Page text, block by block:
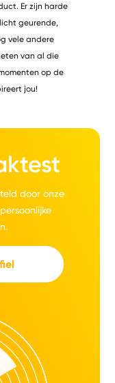
Er zijn harde
geurende,
vele andere
van al die
op de
jou!
door onze